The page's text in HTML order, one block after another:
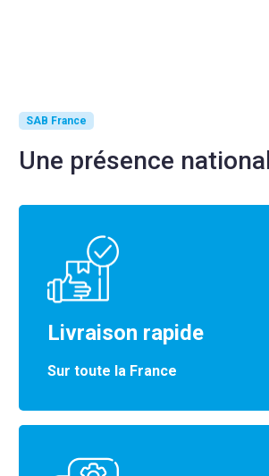
SAB France
Une présence
Livraison rapide
Sur toute la France